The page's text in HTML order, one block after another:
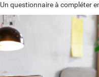
Un questionnaire à compléter